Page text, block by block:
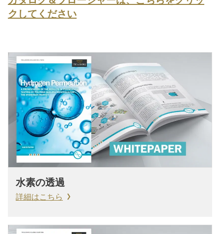
クしてください
水素の透過
詳細はこちら